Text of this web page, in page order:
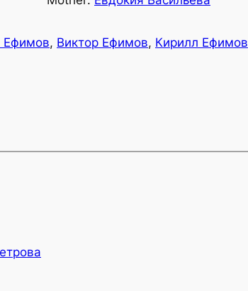
Ефимов, Виктор Ефимов, Кирилл Ефимов